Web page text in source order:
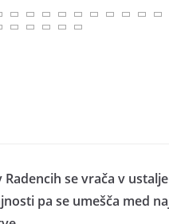
se vrača v
pa se umešča med